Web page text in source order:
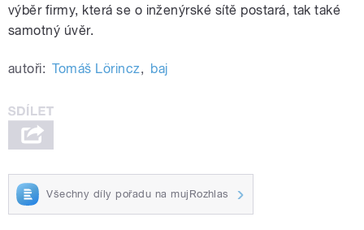
výběr firmy, která se o inženýrské sítě postará, tak také
samotný úvěr.
autoři: Tomáš Lörincz, baj
Všechny díly pořadu na mujRozhlas